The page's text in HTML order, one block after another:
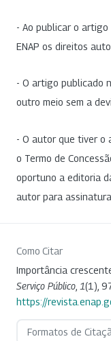
- Ao publicar o
ENAP os direitos
- O artigo publicado
outro meio sem a
- O autor que tiver o
o Termo de
oportuno a editoria
autor para
Como Citar
Importância
Serviço Público 1(1),
https://
Formatos de